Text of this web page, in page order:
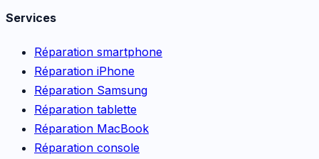
Services
Réparation smartphone
Réparation iPhone
Réparation Samsung
Réparation tablette
Réparation MacBook
Réparation console